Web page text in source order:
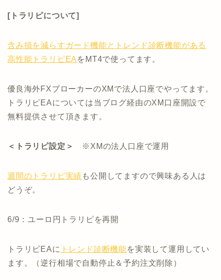
[トラリピについて]
含み損を減らすガード機能とトレンド診断機能がある
高性能トラリピEA をMT4で使ってます。
優良海外FXブローカーのXMで法人口座でやってます。
トラリピEAについては当ブログ経由のXM口座開設で
無料提供させて頂きます。
＜トラリピ設定＞ ※XMの法人口座で運用
週間のトラリピ実績 も公開してますので興味ある人は
どうぞ。
6/9：ユーロ円トラリピを再開
トラリピEAに トレンド診断機能を実装して運用してい
ます。（逆行相場で自動停止＆予約注文削除）